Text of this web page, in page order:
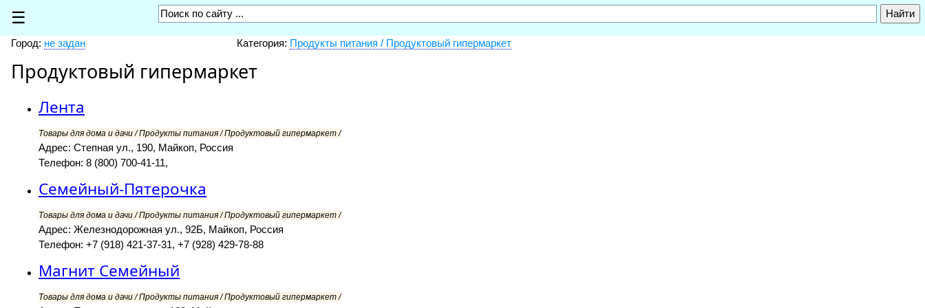
☰
Город: не задан Категория: Продукты питания / Продуктовый гипермаркет
Продуктовый гипермаркет
Лента
Товары для дома и дачи / Продукты питания / Продуктовый гипермаркет /
Адрес: Степная ул., 190, Майкоп, Россия
Телефон: 8 (800) 700-41-11,
Семейный-Пятерочка
Товары для дома и дачи / Продукты питания / Продуктовый гипермаркет /
Адрес: Железнодорожная ул., 92Б, Майкоп, Россия
Телефон: +7 (918) 421-37-31, +7 (928) 429-78-88
Магнит Семейный
Товары для дома и дачи / Продукты питания / Продуктовый гипермаркет /